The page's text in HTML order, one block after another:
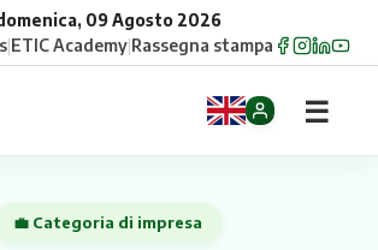
09 Agosto 2026
|ETIC Academy|Rassegna stampa
☰
💼 Categoria di impresa